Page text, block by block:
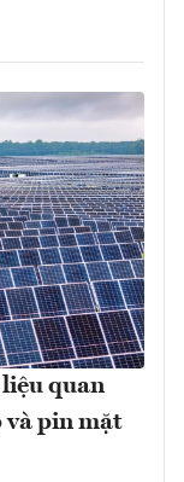
quan
và pin mặt